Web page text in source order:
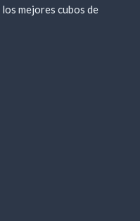
mejores cubos de